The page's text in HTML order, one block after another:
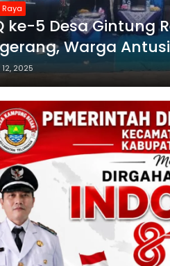
Raya
ke-5 Desa Gintung
Warga
2025